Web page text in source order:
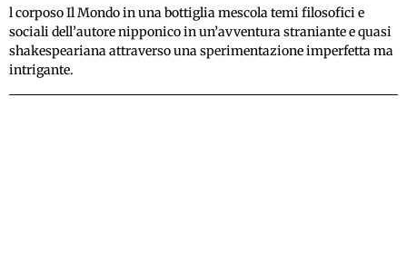
l corposo Il Mondo in una bottiglia mescola temi filosofici e
sociali dell’autore nipponico in un’avventura straniante e quasi
shakespeariana attraverso una sperimentazione imperfetta ma
intrigante.